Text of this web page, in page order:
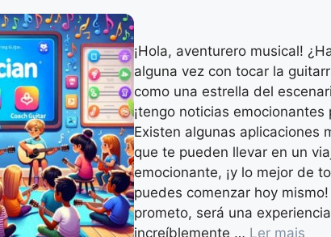
¡Hola, aventurero musical!
alguna vez con tocar la
como una estrella del
¡tengo noticias emocionantes
Existen algunas aplicaciones
que te pueden llevar en un
emocionante, ¡y lo mejor de
puedes comenzar hoy
prometo, será una experiencia
increíblemente … Ler mais